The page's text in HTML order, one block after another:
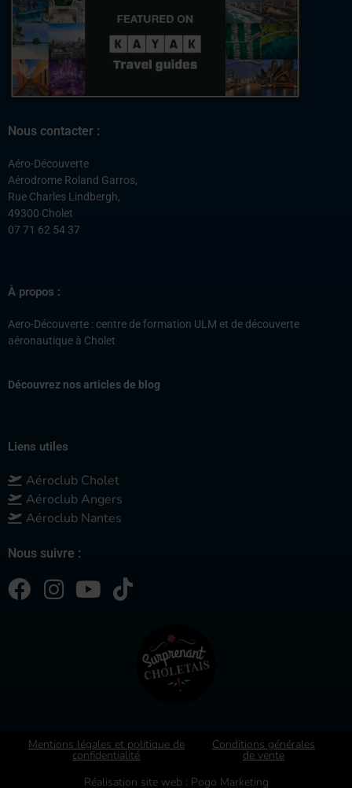
Nous contacter :
Aéro-Découverte
Aérodrome Roland Garros,
Rue Charles Lindbergh,
49300 Cholet
07 71 62 54 37
À propos :
Aero-Découverte : centre de formation ULM et de découverte
aéronautique à Cholet
Découvrez nos articles de blog
Liens utiles
Aéroclub Cholet
Aéroclub Angers
Aéroclub Nantes
Nous suivre :
Réalisation site web : Pogo Marketing
Mentions légales et politique de
confidentialité
Conditions générales
de vente